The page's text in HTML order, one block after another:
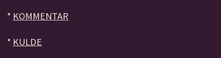
* KOMMENTAR
* KULDE